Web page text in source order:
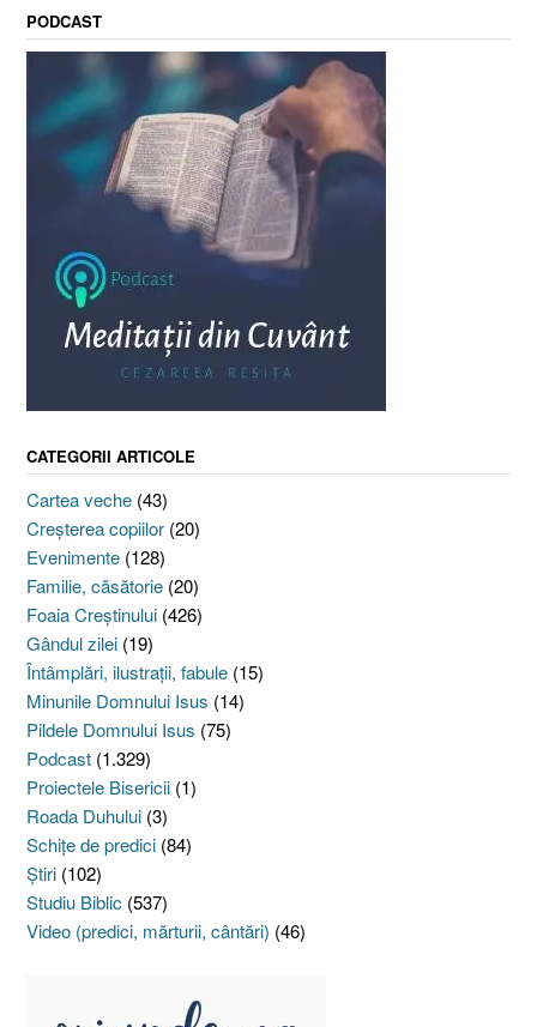
PODCAST
CATEGORII ARTICOLE
Cartea veche (43)
Creşterea copiilor (20)
Evenimente (128)
Familie, căsătorie (20)
Foaia Creştinului (426)
Gândul zilei (19)
Întâmplări, ilustraţii, fabule (15)
Minunile Domnului Isus (14)
Pildele Domnului Isus (75)
Podcast (1.329)
Proiectele Bisericii (1)
Roada Duhului (3)
Schiţe de predici (84)
Ştiri (102)
Studiu Biblic (537)
Video (predici, mărturii, cântări) (46)